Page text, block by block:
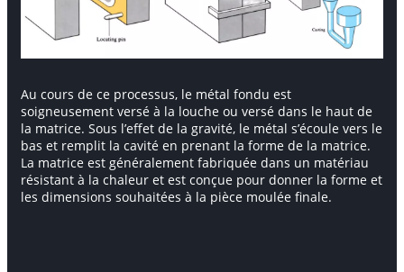
Au cours de ce processus, le métal fondu est
soigneusement versé à la louche ou versé dans le haut de
la matrice. Sous l’effet de la gravité, le métal s’écoule vers le
bas et remplit la cavité en prenant la forme de la matrice.
La matrice est généralement fabriquée dans un matériau
résistant à la chaleur et est conçue pour donner la forme et
les dimensions souhaitées à la pièce moulée finale.